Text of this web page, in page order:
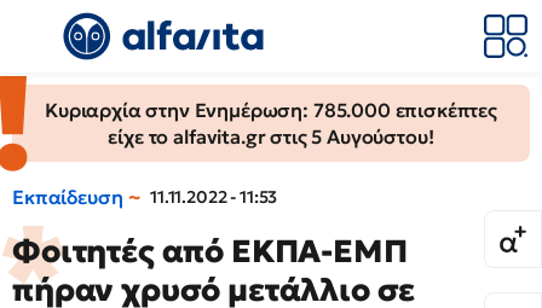
Κυριαρχία στην Ενημέρωση: 785.000 επισκέπτες
είχε το alfavita.gr στις 5 Αυγούστου!
Εκπαίδευση 11.11.2022 - 11:53
Φοιτητές από ΕΚΠΑ-ΕΜΠ
πήραν χρυσό μετάλλιο σε